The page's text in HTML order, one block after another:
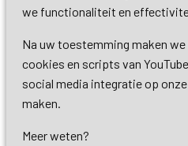
we functionaliteit en
Na uw toestemming maken
cookies en scripts van
social media integratie op
maken.
Meer weten?
Copyright 2026 ©